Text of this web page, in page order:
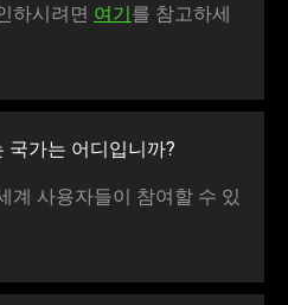
하시려면 여기를 참고하세
국가는 어디입니까?
계 사용자들이 참여할 수 있